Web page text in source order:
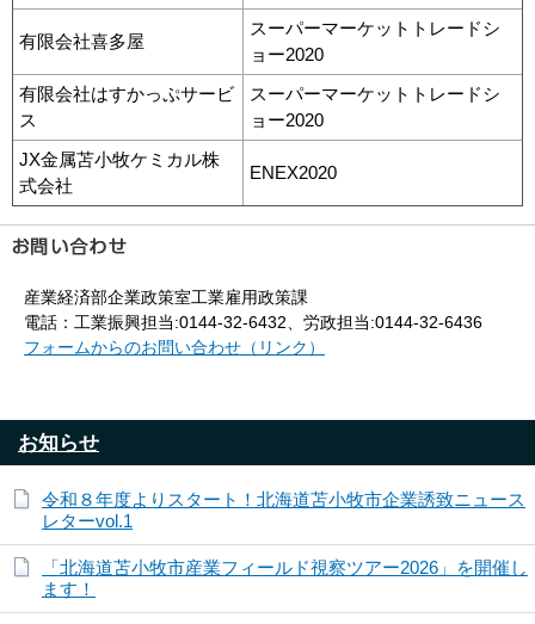
有限会社喜多屋
スーパーマーケットトレードシ
ョー2020
有限会社はすかっぷサービ
ス
スーパーマーケットトレードシ
ョー2020
JX金属苫小牧ケミカル株
式会社
ENEX2020
産業経済部企業政策室工業雇用政策課
電話：工業振興担当:0144-32-6432、労政担当:0144-32-6436
フォームからのお問い合わせ（リンク）
お知らせ
令和８年度よりスタート！北海道苫小牧市企業誘致ニュース
レターvol.1
「北海道苫小牧市産業フィールド視察ツアー2026」を開催し
ます！